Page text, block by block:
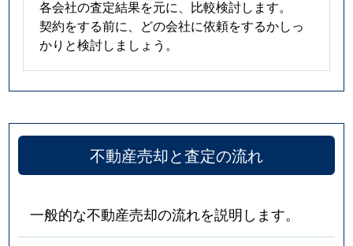
各会社の査定結果を元に、比較検討します。
契約をする前に、どの会社に依頼をするかしっ
かりと検討しましょう。
不動産売却と査定の流れ
一般的な不動産売却の流れを説明します。